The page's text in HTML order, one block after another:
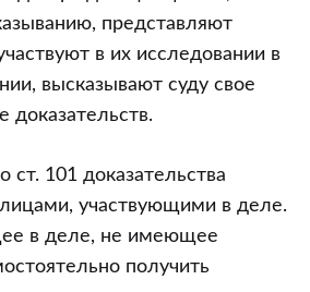
представляют
в их исследовании в
высказывают суду свое
доказательств.
ст. 101 доказательства
участвующими в деле.
в деле, не имеющее
получить